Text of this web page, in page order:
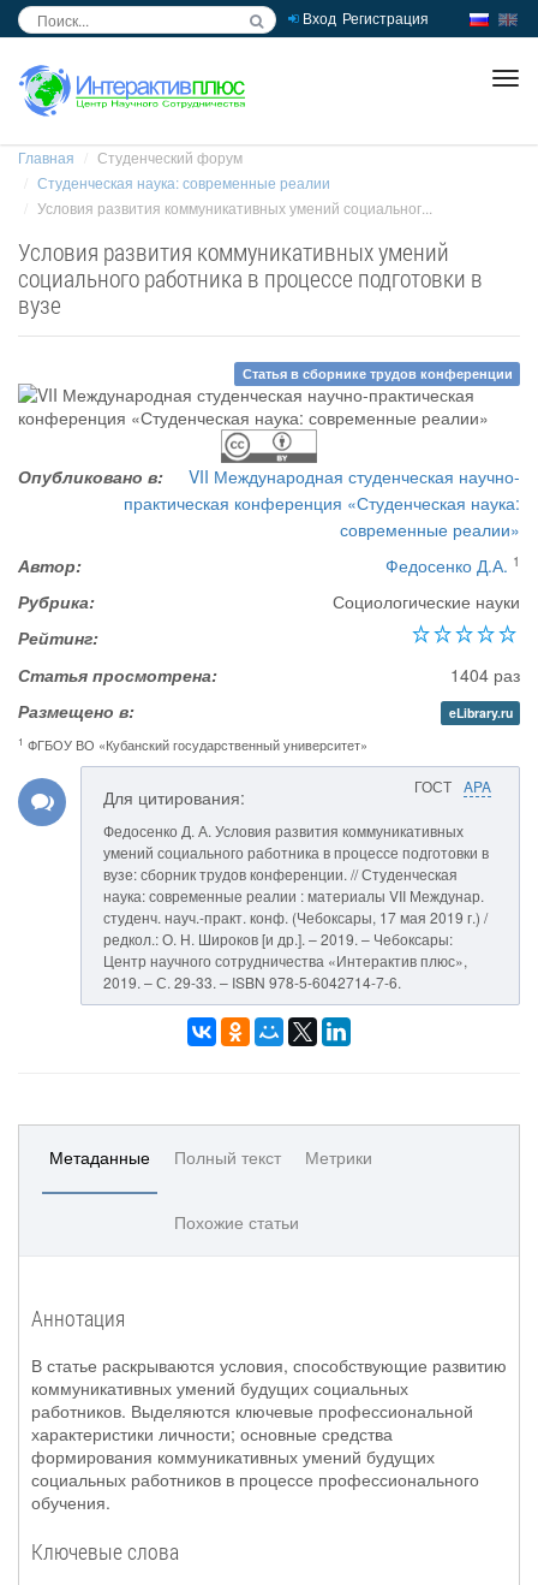
Вход Регистрация
Главная
Студенческий форум
Студенческая наука: современные реалии
Условия развития коммуникативных умений социальног...
Условия развития коммуникативных умений
социального работника в процессе подготовки в
вузе
Статья в сборнике трудов конференции
Опубликовано в:
VII Международная студенческая научно-
практическая конференция «Студенческая наука:
современные реалии»
Автор:
Федосенко Д.А. 1
Рубрика:
Социологические науки
Рейтинг:
Статья просмотрена:
1404 раз
Размещено в:
eLibrary.ru
1 ФГБОУ ВО «Кубанский государственный университет»
ГОСТ APA
Для цитирования:
Федосенко Д. А. Условия развития коммуникативных
умений социального работника в процессе подготовки в
вузе: сборник трудов конференции. // Студенческая
наука: современные реалии : материалы VII Междунар.
студенч. науч.-практ. конф. (Чебоксары, 17 мая 2019 г.) /
редкол.: О. Н. Широков [и др.]. – 2019. – Чебоксары:
Центр научного сотрудничества «Интерактив плюс»,
2019. – С. 29-33. – ISBN 978-5-6042714-7-6.
Метаданные Полный текст Метрики
Похожие статьи
Аннотация
В статье раскрываются условия, способствующие развитию
коммуникативных умений будущих социальных
работников. Выделяются ключевые профессиональной
характеристики личности; основные средства
формирования коммуникативных умений будущих
социальных работников в процессе профессионального
обучения.
Ключевые слова